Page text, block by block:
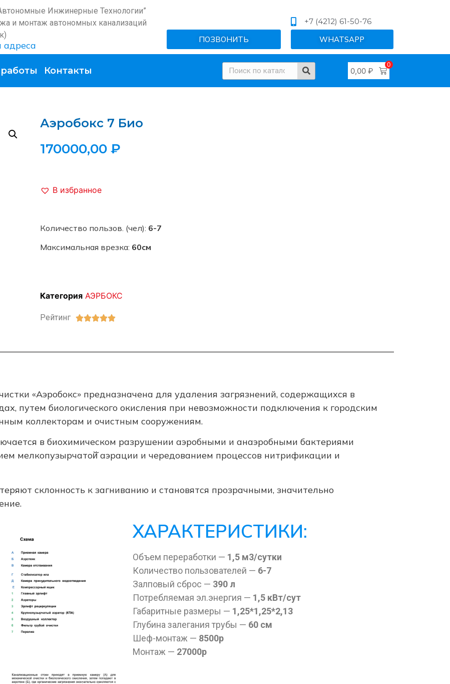
Инжинерные Технологии”
и монтаж автономных канализаций
ПОЗВОНИТЬ
+7 (4212) 61-50-76
WHATSAPP
Контакты 0,00₽
0
Аэробокс 7 Био
170000,00 ₽
В избранное
Количество пользов. (чел): 6-7
Максимальная врезка: 60см
Категория АЭРБОКС
Рейтинг 
«Аэробокс» предназначена для удаления загрязнений, содержащихся в
путем биологического окисления при невозможности подключения к городским
коллекторам и очистным сооружениям.
в биохимическом разрушении аэробными и анаэробными бактериями
мелкопузырчатой̆ аэрации и чередованием процессов нитрификации и
склонность к загниванию и становятся прозрачными, значительно
ХАРАКТЕРИСТИКИ:
Объем переработки — 1,5 м3/сутки
Количество пользователей — 6-7
Залповый сброс — 390 л
Потребляемая эл.энергия — 1,5 кВт/сут
Габаритные размеры — 1,25*1,25*2,13
Глубина залегания трубы — 60 см
Шеф-монтаж — 8500р
Монтаж — 27000р